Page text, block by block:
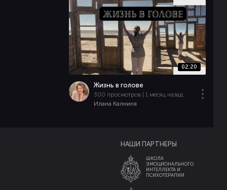
02:20
Жизнь в голове
300 просмотров | 1 месяц назад
Илана Калниня
НАШИ ПАРТНЕРЫ
ШКОЛА
ЭМОЦИОНАЛЬНОГО
ИНТЕЛЛЕКТА И
ПСИХОТЕРАПИИ